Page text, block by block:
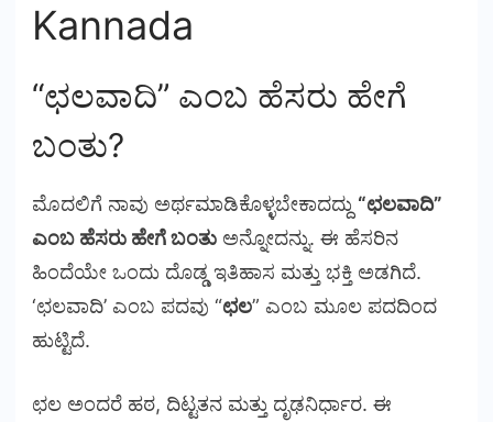
Kannada
“ಛಲವಾದಿ” ಎಂಬ ಹೆಸರು ಹೇಗೆ
ಬಂತು?
ಮೊದಲಿಗೆ ನಾವು ಅರ್ಥಮಾಡಿಕೊಳ್ಳಬೇಕಾದದ್ದು “ಛಲವಾದಿ”
ಎಂಬ ಹೆಸರು ಹೇಗೆ ಬಂತು ಅನ್ನೋದನ್ನು. ಈ ಹೆಸರಿನ
ಹಿಂದೆಯೇ ಒಂದು ದೊಡ್ಡ ಇತಿಹಾಸ ಮತ್ತು ಭಕ್ತಿ ಅಡಗಿದೆ.
‘ಛಲವಾದಿ’ ಎಂಬ ಪದವು “ಛಲ” ಎಂಬ ಮೂಲ ಪದದಿಂದ
ಹುಟ್ಟಿದೆ.
ಛಲ ಅಂದರೆ ಹಠ, ದಿಟ್ಟತನ ಮತ್ತು ದೃಢನಿರ್ಧಾರ. ಈ